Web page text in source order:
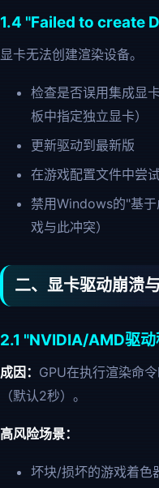
1.4 "Failed to create
显卡无法创建渲染设备。
检查是否误用集成显
板中指定独立显卡）
更新驱动到最新版
在游戏配置文件中尝
禁用Windows的"基
戏与此冲突）
二、显卡驱动崩溃
2.1 "NVIDIA/AMD驱
成因： GPU在执行渲染命
（默认2秒）。
高风险场景：
坏块/损坏的游戏着色